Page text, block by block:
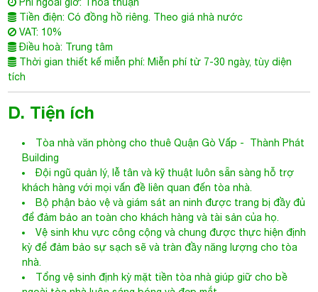
Tiền điện: Có đồng hồ riêng. Theo giá nhà nước
VAT: 10%
Điều hoà: Trung tâm
Thời gian thiết kế miễn phí: Miễn phí từ 7-30 ngày, tùy diện
tích
D. Tiện ích
Tòa nhà văn phòng cho thuê Quận Gò Vấp - Thành Phát
Building
Đội ngũ quản lý, lễ tân và kỹ thuật luôn sẵn sàng hỗ trợ
khách hàng với mọi vấn đề liên quan đến tòa nhà.
Bộ phận bảo vệ và giám sát an ninh được trang bị đầy đủ
để đảm bảo an toàn cho khách hàng và tài sản của họ.
Vệ sinh khu vực công cộng và chung được thực hiện định
kỳ để đảm bảo sự sạch sẽ và tràn đầy năng lượng cho tòa
nhà.
Tổng vệ sinh định kỳ mặt tiền tòa nhà giúp giữ cho bề